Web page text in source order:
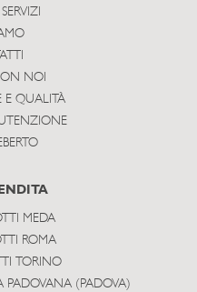
NOI
E QUALITÀ
MEDA
ROMA
TORINO
PADOVANA (PADOVA)